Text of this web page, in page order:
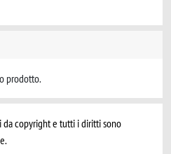
prodotto.
copyright e tutti i diritti sono